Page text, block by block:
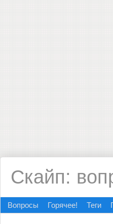
Скайп:
Вопросы Горячее! Теги